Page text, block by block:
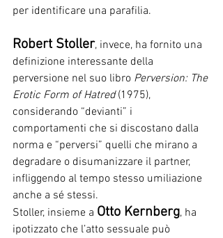
per identificare una parafilia.
Robert Stoller, invece, ha fornito una
definizione interessante della
perversione nel suo libro Perversion: The
Erotic Form of Hatred (1975),
considerando “devianti” i
comportamenti che si discostano dalla
norma e “perversi” quelli che mirano a
degradare o disumanizzare il partner,
infliggendo al tempo stesso umiliazione
anche a sé stessi.
Stoller, insieme a Otto Kernberg, ha
ipotizzato che l’atto sessuale può